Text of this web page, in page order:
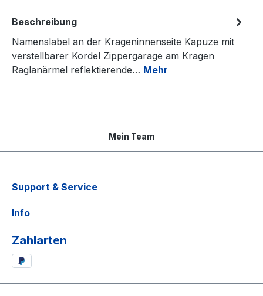
Beschreibung
Namenslabel an der Krageninnenseite Kapuze mit
verstellbarer Kordel Zippergarage am Kragen
Raglanärmel reflektierende… Mehr
Mein Team
Support & Service
Info
Zahlarten